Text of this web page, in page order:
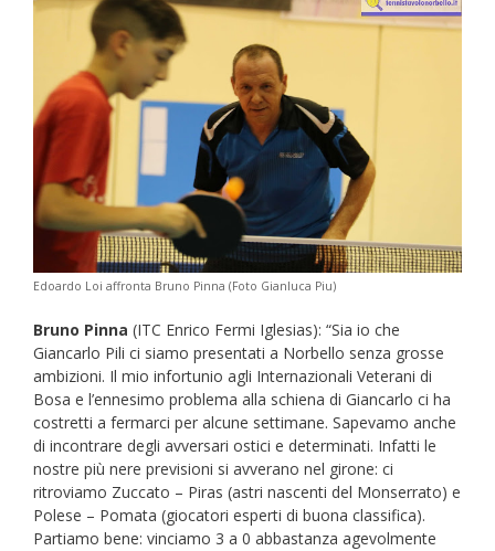
Edoardo Loi affronta Bruno Pinna (Foto Gianluca Piu)
Bruno Pinna (ITC Enrico Fermi Iglesias): “Sia io che
Giancarlo Pili ci siamo presentati a Norbello senza grosse
ambizioni. Il mio infortunio agli Internazionali Veterani di
Bosa e l’ennesimo problema alla schiena di Giancarlo ci ha
costretti a fermarci per alcune settimane. Sapevamo anche
di incontrare degli avversari ostici e determinati. Infatti le
nostre più nere previsioni si avverano nel girone: ci
ritroviamo Zuccato – Piras (astri nascenti del Monserrato) e
Polese – Pomata (giocatori esperti di buona classifica).
Partiamo bene: vinciamo 3 a 0 abbastanza agevolmente